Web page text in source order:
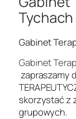
Gabinet
Gabinet
zapraszamy
skorzystać z
grupowych.